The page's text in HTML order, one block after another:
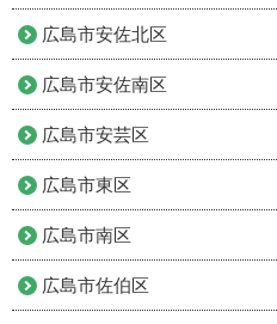
広島市安佐北区
広島市安佐南区
広島市安芸区
広島市東区
広島市南区
広島市佐伯区